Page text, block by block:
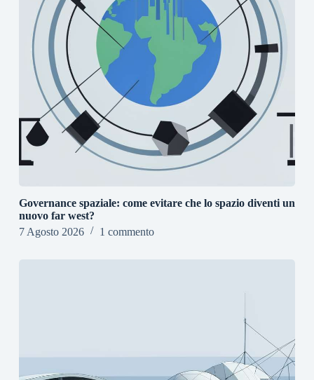
Governance spaziale: come evitare che lo spazio diventi un
nuovo far west?
7 Agosto 2026
1 commento